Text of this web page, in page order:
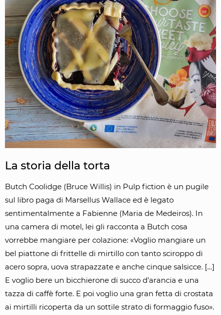
La storia della torta
Butch Coolidge (Bruce Willis) in Pulp fiction è un pugile
sul libro paga di Marsellus Wallace ed è legato
sentimentalmente a Fabienne (Maria de Medeiros). In
una camera di motel, lei gli racconta a Butch cosa
vorrebbe mangiare per colazione: «Voglio mangiare un
bel piattone di frittelle di mirtillo con tanto sciroppo di
acero sopra, uova strapazzate e anche cinque salsicce. […]
E voglio bere un bicchierone di succo d’arancia e una
tazza di caffè forte. E poi voglio una gran fetta di crostata
ai mirtilli ricoperta da un sottile strato di formaggio fuso».